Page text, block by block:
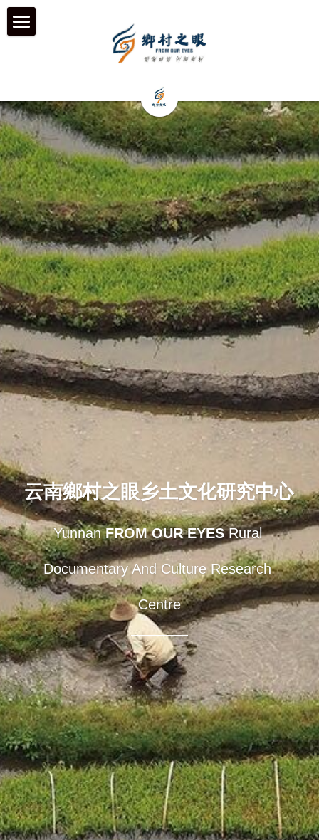
关于我们
何为「乡村之眼」
我们的历程
团队成员
加入我们
机构声明
工作伙伴 & 项目 & 宣传片
在地合作组织
乡村拍客-影行者
青年影像行动者-乡语者
机构项目&项目宣传片
历年影像
媒体聚焦
支持我们
机构服务品牌
「乡眼」影像库 及 员工通道
「荧光计划」公益放映
「乡野之路」田野基地
「乡村影像讲习所」影像学院
红河普春村馆
「澜湄之眼」东南亚影像交流平台
「北门回望」现代遇见乡土对话系列
云南鄉村之眼乡土文化研究中心
Yunnan FROM OUR EYES Rural
Documentary And Culture Research
Centre